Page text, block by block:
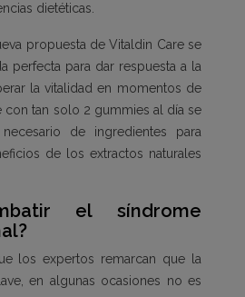
dietéticas.
propuesta de Vitaldin Care se
perfecta para dar respuesta a la
la vitalidad en momentos de
con tan solo 2 gummies al día se
de ingredientes para
de los extractos naturales
el síndrome
los expertos remarcan que la
en algunas ocasiones no es